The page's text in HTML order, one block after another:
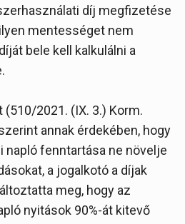
díj megfizetése
mentességet nem
bele kell kalkulálni a
(510/2021. (IX. 3.) Korm.
annak érdekében, hogy
napló fenntartása ne növelje
a jogalkotó a díjak
meg, hogy az
nyitások 90%-át kitevő